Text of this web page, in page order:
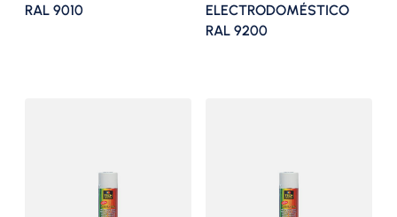
RAL 9010
ELECTRODOMÉSTICO
RAL 9200